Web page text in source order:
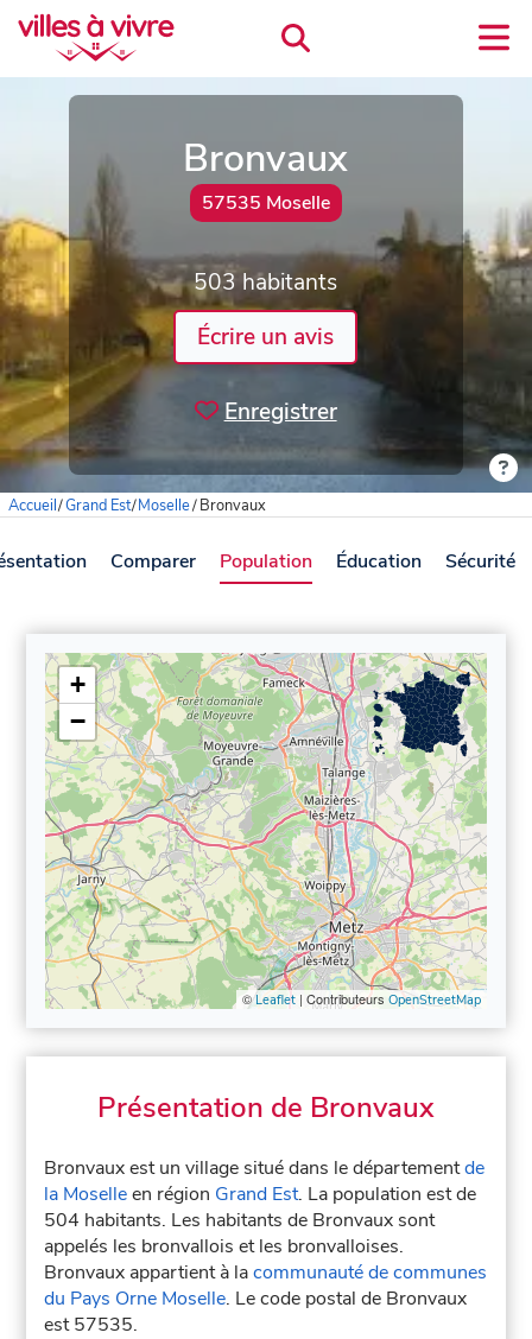
Bronvaux
57535 Moselle
503 habitants
Écrire un avis
Enregistrer
Accueil/Grand Est/Moselle/Bronvaux
Comparer Population Éducation Sécurité
+
−
©Leaflet| Contributeurs OpenStreetMap
Présentation de Bronvaux
Bronvaux est un village situé dans le départementde
la Moselleen région Grand Est. La population est de
504 habitants. Les habitants de Bronvaux sont
appelés les bronvallois et les bronvalloises.
Bronvaux appartient à lacommunauté de communes
du Pays Orne Moselle. Le code postal de Bronvaux
est 57535.